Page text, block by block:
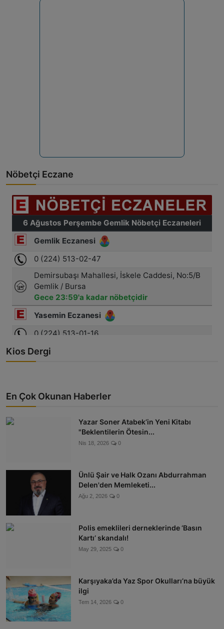
Nöbetçi Eczane
Kios Dergi
En Çok Okunan Haberler
Yazar Soner Atabek’in Yeni Kitabı
"Beklentilerin Ötesin...
Nis 18, 2026 0
Ünlü Şair ve Halk Ozanı Abdurrahman
Delen'den Memleketi...
Ağu 2, 2026 0
Polis emeklileri derneklerinde ‘Basın
Kartı’ skandalı!
May 29, 2025 0
Karşıyaka’da Yaz Spor Okulları’na büyük
ilgi
Tem 14, 2026 0